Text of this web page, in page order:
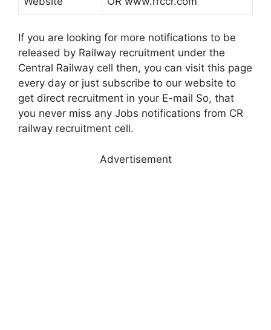
If you are looking for more notifications to be
released by Railway recruitment under the
Central Railway cell then, you can visit this page
every day or just subscribe to our website to
get direct recruitment in your E-mail So, that
you never miss any Jobs notifications from CR
railway recruitment cell.
Advertisement